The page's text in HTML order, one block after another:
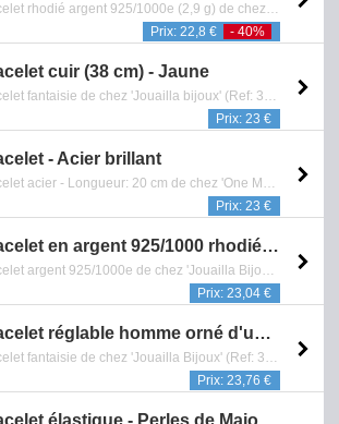
Bracelet rhodié argent 925/1000e (2,9 g) de chez 'Jouailla bijoux' (Ref: 318 1137) - Jonc entouré d'un cordon synthétique - Reference: 0602.141.0414
Prix: 22,8 €
- 40%
cuir (38 cm) - Jaune
Bracelet fantaisie de chez 'Jouailla bijoux' (Ref: 318 126338) - Longueur: 38 cm - Diamètre: 3 mm - Double tours - Cuir de bovin, fermoir aimanté en acier - Couleur fluo - Bijou Fantaisie - Reference: 0601.143.0414
Prix: 23 €
- Acier brillant
Bracelet acier - Longueur: 20 cm de chez 'One Man Show' (Ref: 318 12293) - - Garantie 1 an contre tout vice de fabrication - Reference: 0601.951.0216
Prix: 23 €
Bracelet en argent 925/1000 rhodié orné d'une ancre (31812680)
Bracelet argent 925/1000e de chez 'Jouailla Bijoux' (Ref: 31812680) - Longueur: 19 cm - Bijou composé de perles d'eau douce - Garantie 1 an contre tout vice de fabrication - Reference: 0601.055.2318
Prix: 23,04 €
Bracelet réglable homme orné d'une pierre ambre cognac, cordon coton noir (3180032)
Bracelet fantaisie de chez 'Jouailla Bijoux' (Ref: 3180032) - Garantie 1 an contre tout vice de fabrication - Reference: 0601.001.5820
Prix: 23,76 €